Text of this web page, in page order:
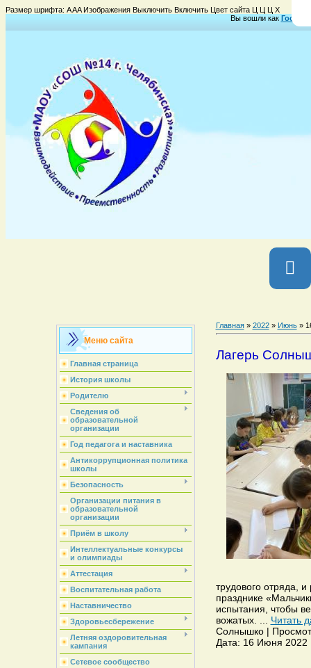
Размер шрифта: AAAИзображения Выключить Включить Цвет сайта Ц Ц Ц Х
Вы вошли как Гость
Меню сайта
Главная страница
История школы
Родителю
Сведения об
образовательной
организации
Год педагога и наставника
Антикоррупционная политика
школы
Безопасность
Организации питания в
образовательной
организации
Приём в школу
Интеллектуальные конкурсы
и олимпиады
Аттестация
Воспитательная работа
Наставничество
Здоровьесбережение
Летняя оздоровительная
кампания
Сетевое сообщество
Главная» 2022 » Июнь »
Лагерь
трудового отряда,
празднике
испытания, чтобы
вожатых. ... Читать
Солнышко |
Дата: 16 Июня 2022